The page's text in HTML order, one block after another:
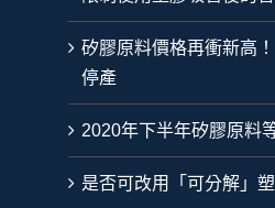
矽膠原料價格再衝新高
停產
2020年下半年矽膠原料
是否可改用「可分解」